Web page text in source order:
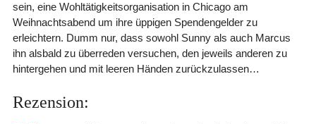
sein, eine Wohltätigkeitsorganisation in Chicago am
Weihnachtsabend um ihre üppigen Spendengelder zu
erleichtern. Dumm nur, dass sowohl Sunny als auch Marcus
ihn alsbald zu überreden versuchen, den jeweils anderen zu
hintergehen und mit leeren Händen zurückzulassen…
Rezension: